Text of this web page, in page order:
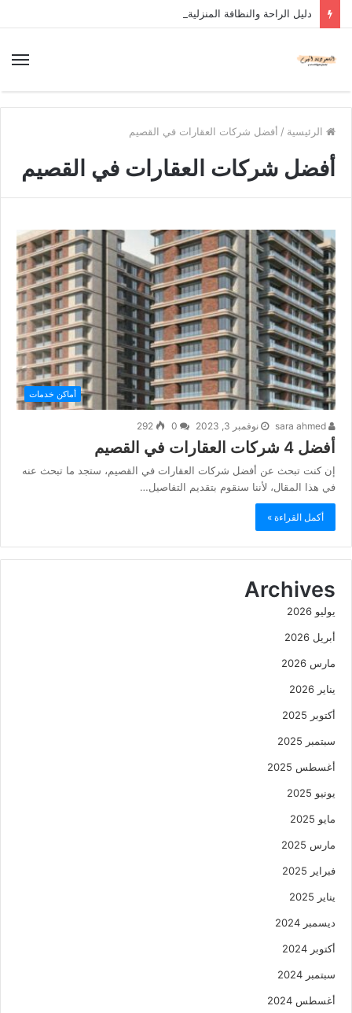
دليل الراحة والنظافة المنزلية
الرئيسية / أفضل شركات العقارات في القصيم
أفضل شركات العقارات في القصيم
أماكن خدمات
نوفمبر 3, 2023 292
أفضل 4 شركات العقارات في القصيم
إن كنت تبحث عن أفضل شركات العقارات في القصيم، ستجد ما تبحث عنه
في هذا المقال، لأننا سنقوم بتقديم التفاصيل…
أكمل القراءة »
Archives
يوليو 2026
أبريل 2026
مارس 2026
يناير 2026
أكتوبر 2025
سبتمبر 2025
أغسطس 2025
يونيو 2025
مايو 2025
مارس 2025
فبراير 2025
يناير 2025
ديسمبر 2024
أكتوبر 2024
سبتمبر 2024
أغسطس 2024